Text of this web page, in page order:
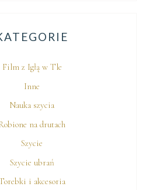
Film z Igłą w Tle
Inne
Nauka szycia
na drutach
Szycie
Szycie ubrań
i akcesoria